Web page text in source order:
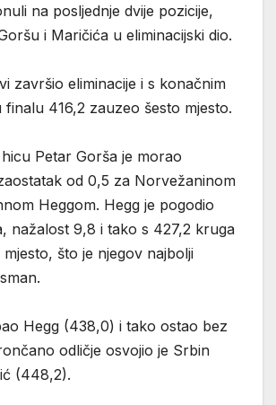
na posljednje dvije pozicije,
i Maričića u eliminacijski dio.
završio eliminacije i s konačnim
416,2 zauzeo šesto mjesto.
Petar Gorša je morao
od 0,5 za Norvežaninom
Heggom. Hegg je pogodio
nažalost 9,8 i tako s 427,2 kruga
što je njegov najbolji
Hegg (438,0) i tako ostao bez
odličje osvojio je Srbin
(448,2).